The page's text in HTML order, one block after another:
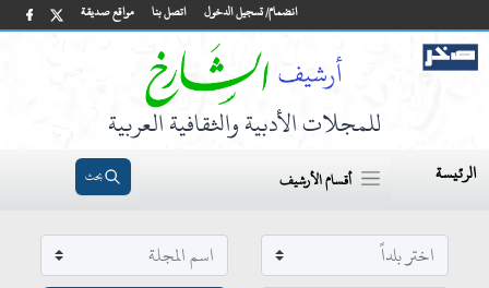
مواقع صديقة اتصل بنا انضمام/ تسجيل الدخول
للمجلات الأدبية والثقافية العربية
الرئيسة أقسام الأرشيف بحث